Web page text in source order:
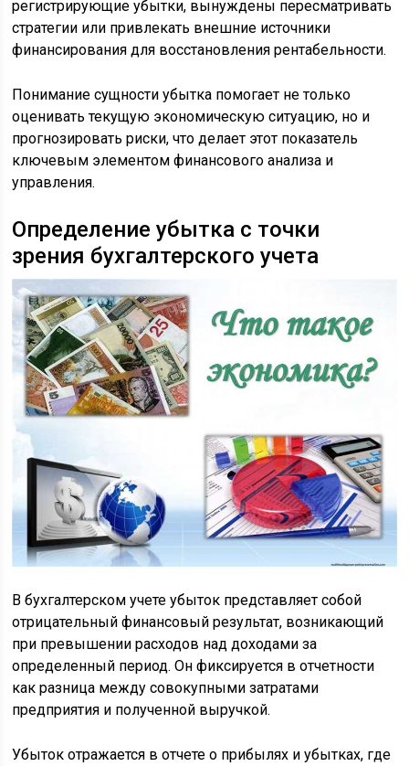
регистрирующие убытки, вынуждены пересматривать
стратегии или привлекать внешние источники
финансирования для восстановления рентабельности.
Понимание сущности убытка помогает не только
оценивать текущую экономическую ситуацию, но и
прогнозировать риски, что делает этот показатель
ключевым элементом финансового анализа и
управления.
Определение убытка с точки
зрения бухгалтерского учета
В бухгалтерском учете убыток представляет собой
отрицательный финансовый результат, возникающий
при превышении расходов над доходами за
определенный период. Он фиксируется в отчетности
как разница между совокупными затратами
предприятия и полученной выручкой.
Убыток отражается в отчете о прибылях и убытках, где